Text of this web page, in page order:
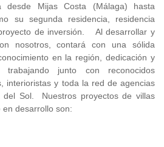
desde Mijas Costa (Málaga) hasta
su segunda residencia, residencia
de inversión. Al desarrollar y
nosotros, contará con una sólida
en la región, dedicación y
trabajando junto con reconocidos
interioristas y toda la red de agencias
del Sol. Nuestros proyectos de villas
desarrollo son: